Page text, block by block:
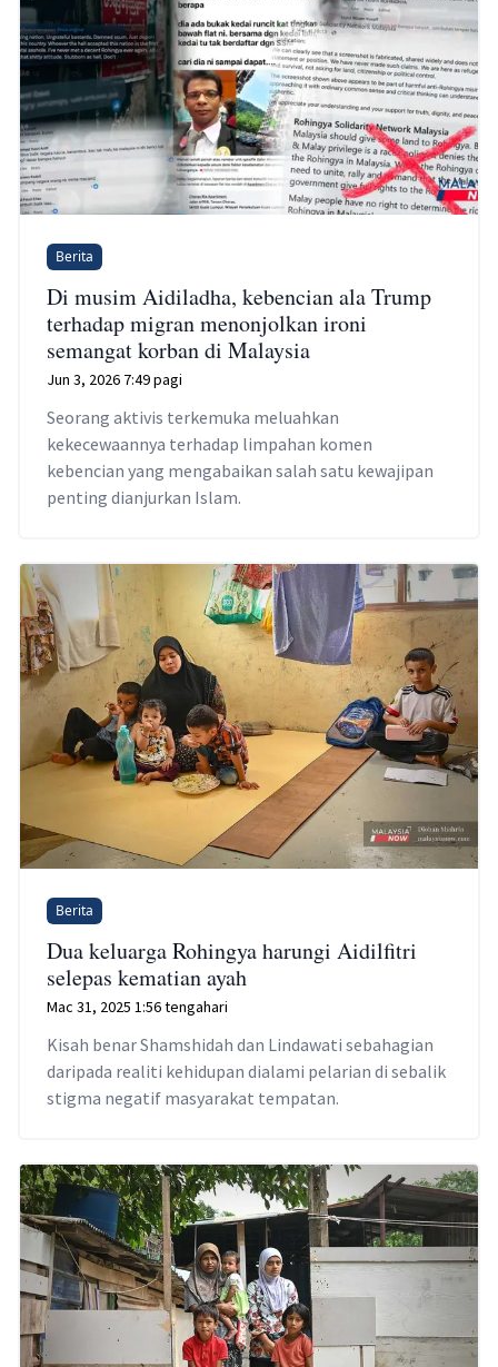
Berita
Di musim Aidiladha, kebencian ala Trump
terhadap migran menonjolkan ironi
semangat korban di Malaysia
Jun 3, 2026 7:49 pagi
Seorang aktivis terkemuka meluahkan
kekecewaannya terhadap limpahan komen
kebencian yang mengabaikan salah satu kewajipan
penting dianjurkan Islam.
Berita
Dua keluarga Rohingya harungi Aidilfitri
selepas kematian ayah
Mac 31, 2025 1:56 tengahari
Kisah benar Shamshidah dan Lindawati sebahagian
daripada realiti kehidupan dialami pelarian di sebalik
stigma negatif masyarakat tempatan.